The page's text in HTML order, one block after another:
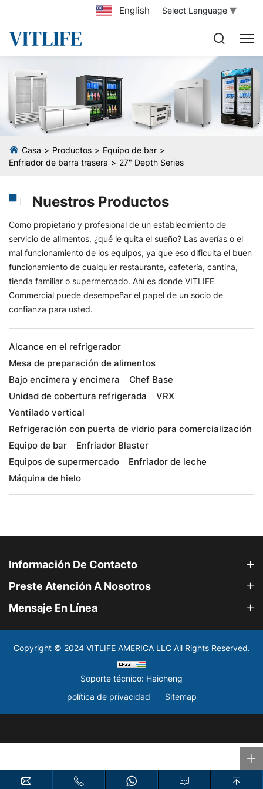
Select Language ▼
English
Casa Productos
Equipo de bar
Enfriador de barra trasera
27" Depth Series
Nuestros Productos
Como propietario y profesional de un establecimiento de
servicio de alimentos, ¿qué le quita el sueño? Las averías o el
mal funcionamiento de los equipos, ya que eso dificulta el buen
funcionamiento de cualquier restaurante, cafetería, cantina,
tienda familiar o supermercado. Ahí es donde VITLIFE
Commercial puede desempeñar el papel de un socio de
confianza para usted.
Alcance en el refrigerador
Mesa de preparación de alimentos
Bajo encimera y encimera
Chef Base
Unidad de cobertura refrigerada
VRX
Ventilado vertical
Refrigeración con puerta de vidrio para comercialización
Equipo de bar
Enfriador Blaster
Equipos de supermercado
Enfriador de leche
Máquina de hielo
Información De Contacto
Preste Atención A Nosotros
Mensaje En Línea
Copyright © 2024 VITLIFE AMERICA LLC All Rights Reserved.
Soporte técnico: Haicheng
política de privacidad
Sitemap